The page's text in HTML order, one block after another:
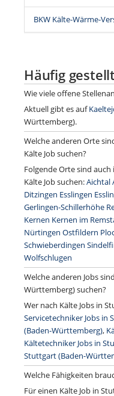
BKW Kälte-Wärme-
Häufig
Wie viele offene
Aktuell gibt es auf
Württemberg).
Welche anderen Orte
Kälte Job suchen?
Folgende Orte sind
Kälte Job suchen:Aichtal
Ditzingen Esslingen
Gerlingen-Schillerhöhe
Kernen Kernen im
Nürtingen Ostfildern
Schwieberdingen
Wolfschlugen
Welche anderen Jobs
Württemberg) suchen?
Wer nach Kälte Jobs in
Servicetechniker Jobs
(Baden-Württemberg),
Kältetechniker Jobs in
Stuttgart (Baden-
Welche Fähigkeiten
Für einen Kälte Job in